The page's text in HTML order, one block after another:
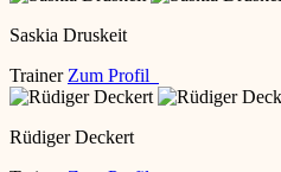
Saskia Druskeit
Trainer Zum Profil
Rüdiger Deckert